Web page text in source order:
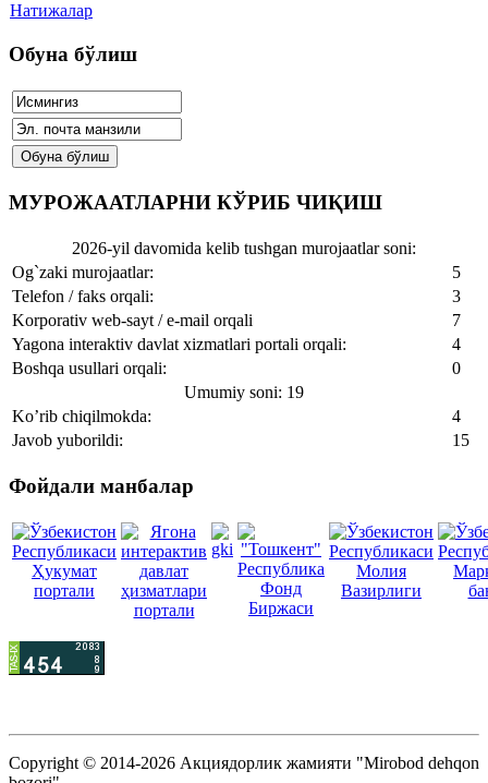
Натижалар
Обуна бўлиш
МУРОЖААТЛАРНИ КЎРИБ ЧИҚИШ
2026-yil davomida kelib tushgan murojaatlar soni:
Og`zaki murojaatlar:
5
Telefon / faks orqali:
3
Korporativ web-sayt / e-mail orqali
7
Yagona interaktiv davlat xizmatlari portali orqali:
4
Boshqa usullari orqali:
0
Umumiy soni: 19
Ko’rib chiqilmokda:
4
Javob yuborildi:
15
Фойдали манбалар
Copyright © 2014-2026 Акциядорлик жамияти "Mirobod dehqon